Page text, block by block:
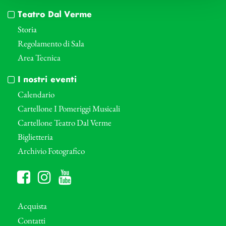
Teatro Dal Verme
Storia
Regolamento di Sala
Area Tecnica
I nostri eventi
Calendario
Cartellone I Pomeriggi Musicali
Cartellone Teatro Dal Verme
Biglietteria
Archivio Fotografico
Acquista
Contatti